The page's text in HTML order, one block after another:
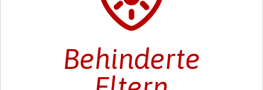
Behinderte